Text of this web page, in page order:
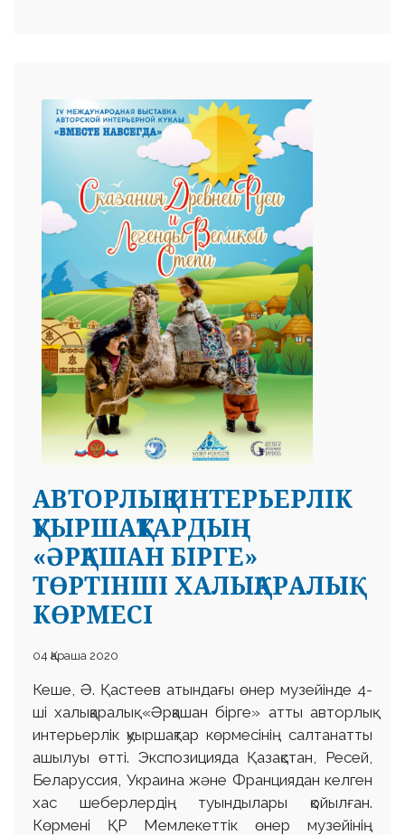
АВТОРЛЫҚ ИНТЕРЬЕРЛІК
ҚУЫРШАҚТАРДЫҢ
«ӘРҚАШАН БІРГЕ»
ТӨРТІНШІ ХАЛЫҚАРАЛЫҚ
КӨРМЕСІ
04 Қараша 2020
Кеше, Ә. Қастеев атындағы өнер музейінде 4-
ші халықаралық «Әрқашан бірге» атты авторлық
интерьерлік қуыршақтар көрмесінің салтанатты
ашылуы өтті. Экспозицияда Қазақстан, Ресей,
Беларуссия, Украина және Франциядан келген
хас шеберлердің туындылары қойылған.
Көрмені ҚР Мемлекеттік өнер музейінің